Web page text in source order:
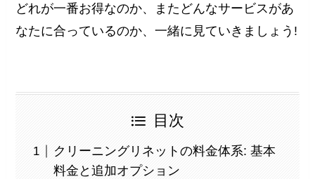
どれが一番お得なのか、またどんなサービスがあ
なたに合っているのか、一緒に見ていきましょう!
目次
クリーニングリネットの料金体系: 基本
料金と追加オプション